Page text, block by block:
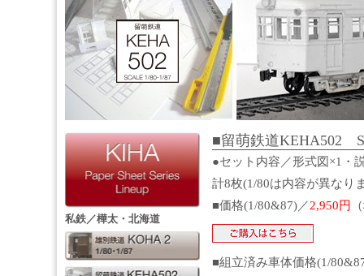
■留萌鉄道KEHA502
●セット内容／形式図×1
計8枚(1/80は内容が異なり
■価格(1/80&87)／2,950円
■組立済み車体価格(1/
私鉄／樺太・北海道